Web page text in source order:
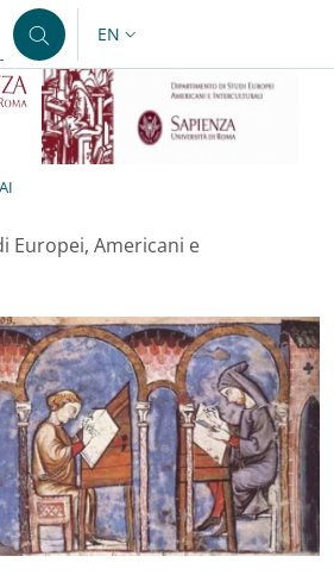
LANGUAGE SWITCHER:
EN
Europei, Americani e
di Studi